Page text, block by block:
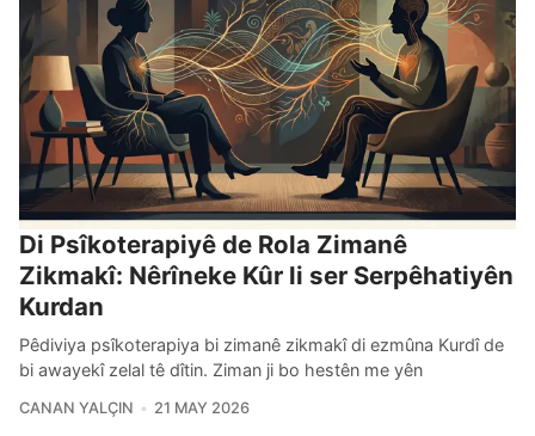
Di Psîkoterapiyê de Rola Zimanê
Zikmakî: Nêrîneke Kûr li ser Serpêhatiyên
Kurdan
Pêdiviya psîkoterapiya bi zimanê zikmakî di ezmûna Kurdî de
bi awayekî zelal tê dîtin. Ziman ji bo hestên me yên
CANAN YALÇIN 21 MAY 2026